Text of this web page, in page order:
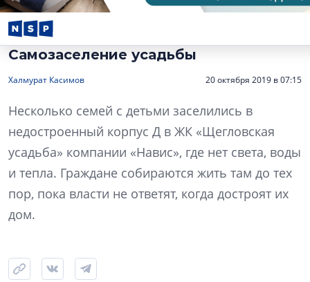
Самозаселение усадьбы
Халмурат Касимов 20 октября 2019 в 07:15
Несколько семей с детьми заселились в
недостроенный корпус Д в ЖК «Щегловская
усадьба» компании «Навис», где нет света, воды
и тепла. Граждане собираются жить там до тех
пор, пока власти не ответят, когда достроят их
дом.